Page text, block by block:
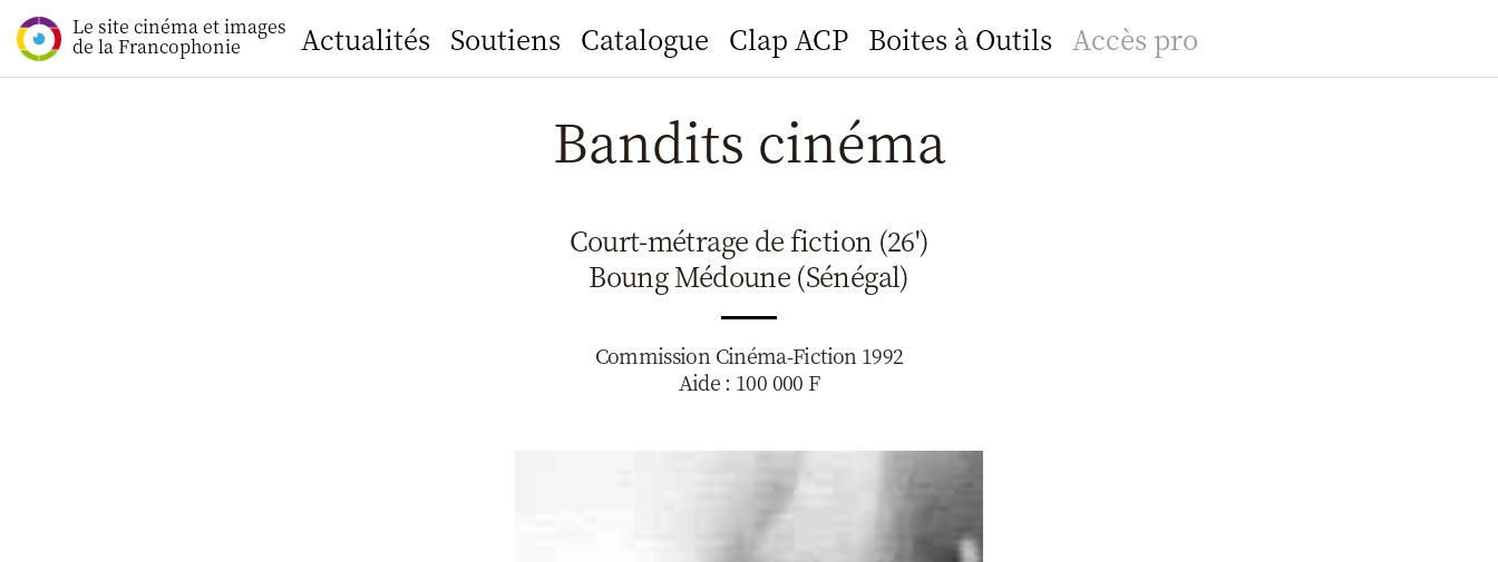
Le site cinéma et images
de la Francophonie Actualités Soutiens Catalogue Clap ACP Boites à Outils Accès pro
Bandits cinéma
Court-métrage de fiction (26')
Boung Médoune (Sénégal)
Commission Cinéma-Fiction 1992
Aide : 100 000 F